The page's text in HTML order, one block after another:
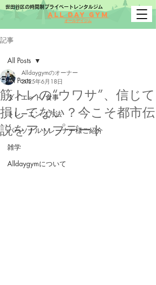
世田谷区の時間制プライベートレンタルジム
All Day Gym
オールデイジム
記事
All Posts
ダイエット/食事
トレーニング方法
パーソナルトレーナー様ご紹介
雑学
Alldaygymについて
All Posts
筋トレの“ウワサ”、信じて
損してない？今こそ都市伝
説をアップデート
Alldaygymのオーナー
2025年6月18日